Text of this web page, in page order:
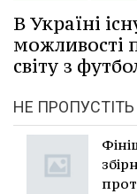
В Україні
можливості
світу з
НЕ ПРОПУСТІТЬ